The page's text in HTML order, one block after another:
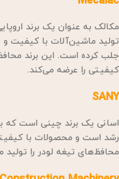
مکالک به عنوان یک برند
تولید ماشین‌آلات با کیفیت
جلب کرده است. این برند
کیفیتی را عرضه می‌کند.
SANY
اسانی یک برند چینی است که
رشد است و محصولات با
محافظ‌های تیغه لودر را تولید